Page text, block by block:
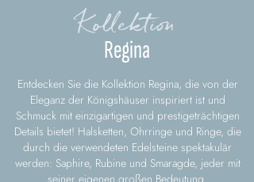
Kollektion
Regina
Entdecken Sie die Kollektion Regina, die von der
Eleganz der Königshäuser inspiriert ist und
Schmuck mit einzigartigen und prestigeträchtigen
Details bietet! Halsketten, Ohrringe und Ringe, die
durch die verwendeten Edelsteine spektakulär
werden: Saphire, Rubine und Smaragde, jeder mit